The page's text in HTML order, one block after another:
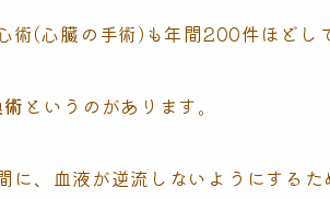
術(心臓の手術)も年間200件ほどし
というのがあります。
に、血液が逆流しないようにするた